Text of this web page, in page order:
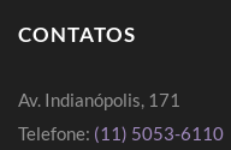
CONTATOS
Av. Indianópolis, 171
Telefone: (11) 5053-6110